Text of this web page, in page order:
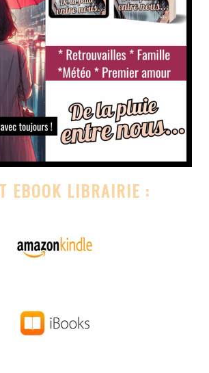
EBOOK LIBRAIRIE :